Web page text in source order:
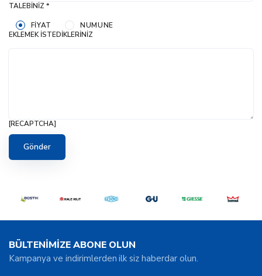
TALEBINIZ *
FIYAT
NUMUNE
EKLEMEK İSTEDIKLERINIZ
[RECAPTCHA]
BÜLTENİMİZE ABONE OLUN
Kampanya ve indirimlerden ilk siz haberdar olun.